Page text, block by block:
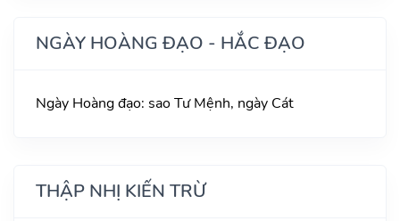
NGÀY HOÀNG ĐẠO - HẮC ĐẠO
Ngày Hoàng đạo: sao Tư Mệnh, ngày Cát
THẬP NHỊ KIẾN TRỪ